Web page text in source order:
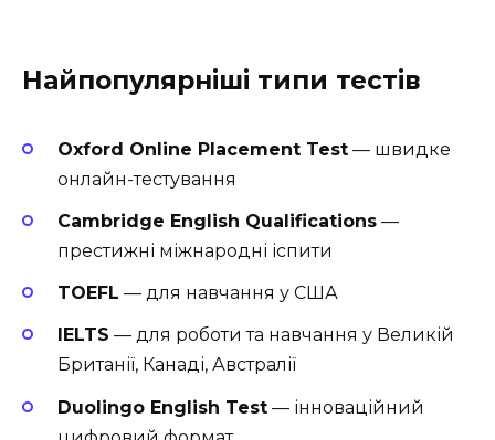
Найпопулярніші типи тестів
Oxford Online Placement Test — швидке
онлайн-тестування
Cambridge English Qualifications —
престижні міжнародні іспити
TOEFL — для навчання у США
IELTS — для роботи та навчання у Великій
Британії, Канаді, Австралії
Duolingo English Test — інноваційний